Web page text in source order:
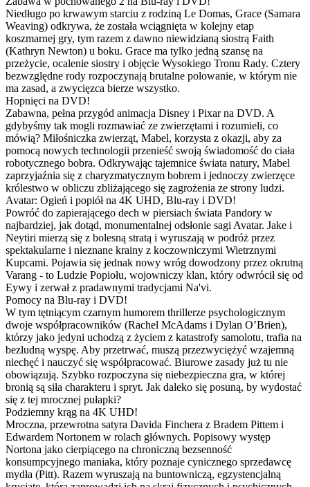
Niedługo po krwawym starciu z rodziną Le Domas, Grace (Samara
Weaving) odkrywa, że została wciągnięta w kolejny etap
koszmarnej gry, tym razem z dawno niewidzianą siostrą Faith
(Kathryn Newton) u boku. Grace ma tylko jedną szansę na
przeżycie, ocalenie siostry i objęcie Wysokiego Tronu Rady. Cztery
bezwzględne rody rozpoczynają brutalne polowanie, w którym nie
ma zasad, a zwycięzca bierze wszystko.
Hopnięci na DVD!
Zabawna, pełna przygód animacja Disney i Pixar na DVD. A
gdybyśmy tak mogli rozmawiać ze zwierzętami i rozumieli, co
mówią? Miłośniczka zwierząt, Mabel, korzysta z okazji, aby za
pomocą nowych technologii przenieść swoją świadomość do ciała
robotycznego bobra. Odkrywając tajemnice świata natury, Mabel
zaprzyjaźnia się z charyzmatycznym bobrem i jednoczy zwierzęce
królestwo w obliczu zbliżającego się zagrożenia ze strony ludzi.
Avatar: Ogień i popiół na 4K UHD, Blu-ray i DVD!
Powróć do zapierającego dech w piersiach świata Pandory w
najbardziej, jak dotąd, monumentalnej odsłonie sagi Avatar. Jake i
Neytiri mierzą się z bolesną stratą i wyruszają w podróż przez
spektakularne i nieznane krainy z koczowniczymi Wietrznymi
Kupcami. Pojawia się jednak nowy wróg dowodzony przez okrutną
Varang - to Ludzie Popiołu, wojowniczy klan, który odwrócił się od
Eywy i zerwał z pradawnymi tradycjami Na'vi.
Pomocy na Blu-ray i DVD!
W tym tętniącym czarnym humorem thrillerze psychologicznym
dwoje współpracowników (Rachel McAdams i Dylan O’Brien),
którzy jako jedyni uchodzą z życiem z katastrofy samolotu, trafia na
bezludną wyspę. Aby przetrwać, muszą przezwyciężyć wzajemną
niechęć i nauczyć się współpracować. Biurowe zasady już tu nie
obowiązują. Szybko rozpoczyna się niebezpieczna gra, w której
bronią są siła charakteru i spryt. Jak daleko się posuną, by wydostać
się z tej mrocznej pułapki?
Podziemny krąg na 4K UHD!
Mroczna, przewrotna satyra Davida Finchera z Bradem Pittem i
Edwardem Nortonem w rolach głównych. Popisowy występ
Nortona jako cierpiącego na chroniczną bezsenność
konsumpcyjnego maniaka, który poznaje cynicznego sprzedawcę
mydła (Pitt). Razem wyruszają na buntowniczą, egzystencjalną